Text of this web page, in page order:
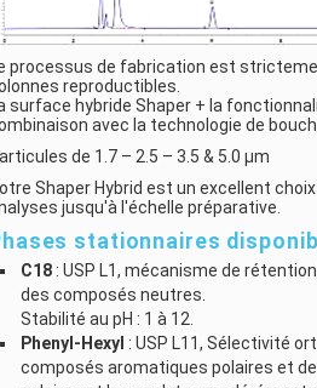
processus de fabrication est
reproductibles.
surface hybride Shaper + la
avec la technologie de
de 1.7 – 2.5 – 3.5 & 5.0 µm
Shaper Hybrid est un excellent
jusqu'à l'échelle préparative.
stationnaires
C18 : USP L1, mécanisme de
des composés neutres.
Stabilité au pH : 1 à 12.
Phenyl-Hexyl : USP L11, Sélectivité
composés aromatiques polaires et